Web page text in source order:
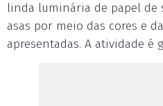
linda luminária de papel de
asas por meio das cores e
apresentadas. A atividade é